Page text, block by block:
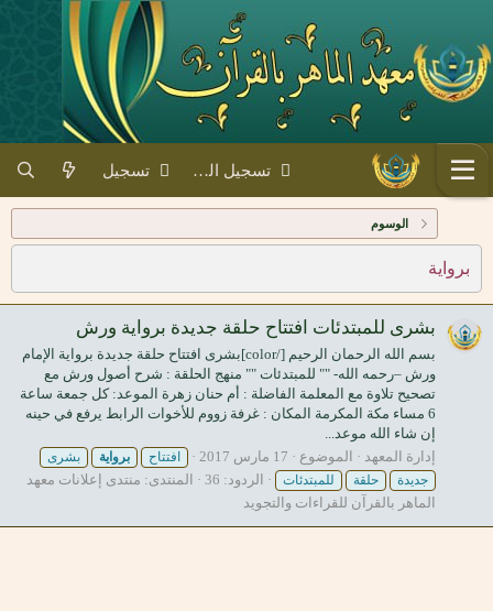
تسجيل الدخول تسجيل
الوسوم
برواية
بشرى للمبتدئات افتتاح حلقة جديدة برواية ورش
بسم الله الرحمان الرحيم [/color]بشرى افتتاح حلقة جديدة برواية الإمام
ورش –رحمه الله- "" للمبتدئات "" منهج الحلقة : شرح أصول ورش مع
تصحيح تلاوة مع المعلمة الفاضلة : أم حنان زهرة الموعد: كل جمعة ساعة
6 مساء مكة المكرمة المكان : غرفة زووم للأخوات الرابط يرفع في حينه
إن شاء الله موعد...
إدارة المعهد
الموضوع 17 مارس 2017 افتتاح برواية
بشرى
جديدة
حلقة للمبتدئات الردود: 36 المنتدى: منتدى إعلانات معهد
الماهر بالقرآن للقراءات والتجويد